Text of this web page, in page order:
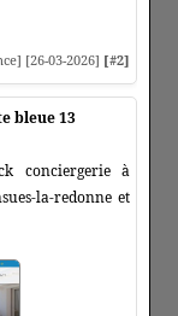
[26-03-2026] [#2]
bleue 13
conciergerie à
la-redonne et